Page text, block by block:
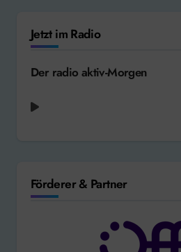
Jetzt im Radio
Der radio aktiv-Morgen
Förderer & Partner